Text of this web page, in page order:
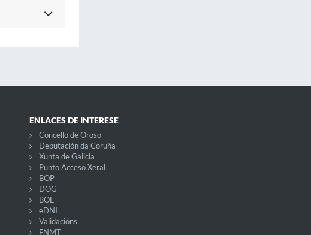
ENLACES DE INTERESE
Concello de Oroso
Deputación da Coruña
Xunta de Galicia
Punto Acceso Xeral
BOP
DOG
BOE
eDNI
Validacións
FNMT